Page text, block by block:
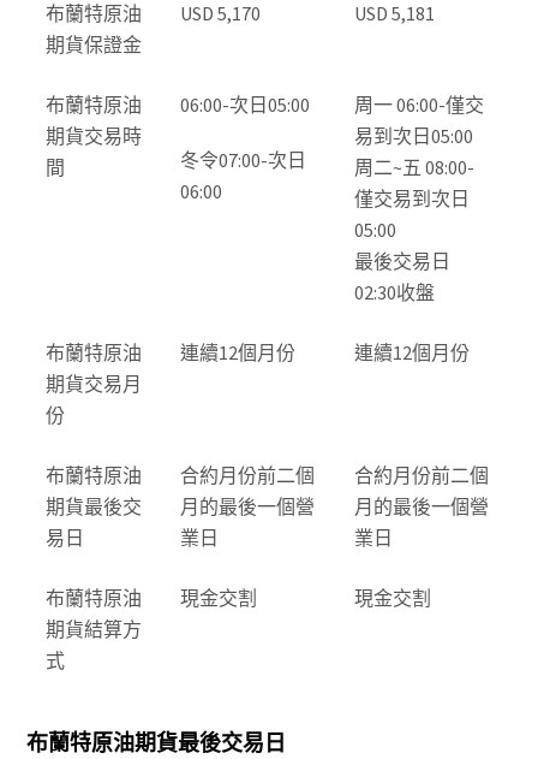
布蘭特原油
期貨保證金
USD 5,170 USD 5,181
布蘭特原油
期貨交易時
間
06:00-次日05:00
冬令07:00-次日
06:00
周一 06:00-僅交
易到次日05:00
周二~五 08:00-
僅交易到次日
05:00
最後交易日
02:30收盤
布蘭特原油
期貨交易月
份
連續12個月份 連續12個月份
布蘭特原油
期貨最後交
易日
合約月份前二個
月的最後一個營
業日
合約月份前二個
月的最後一個營
業日
布蘭特原油
期貨結算方
式
現金交割 現金交割
布蘭特原油期貨最後交易日